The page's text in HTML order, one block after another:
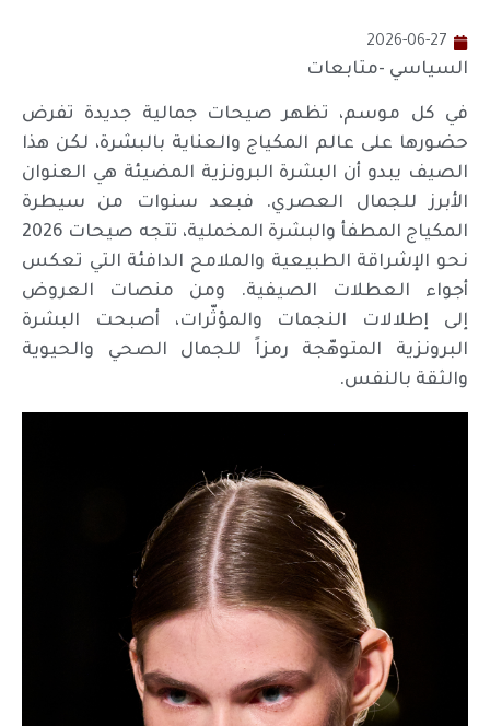
2026-06-27
السياسي -متابعات
في كل موسم، تظهر صيحات جمالية جديدة تفرض
حضورها على عالم المكياج والعناية بالبشرة، لكن هذا
الصيف يبدو أن البشرة البرونزية المضيئة هي العنوان
الأبرز للجمال العصري. فبعد سنوات من سيطرة
المكياج المطفأ والبشرة المخملية، تتجه صيحات 2026
نحو الإشراقة الطبيعية والملامح الدافئة التي تعكس
أجواء العطلات الصيفية. ومن منصات العروض
إلى إطلالات النجمات والمؤثّرات، أصبحت البشرة
البرونزية المتوهّجة رمزاً للجمال الصحي والحيوية
والثقة بالنفس.